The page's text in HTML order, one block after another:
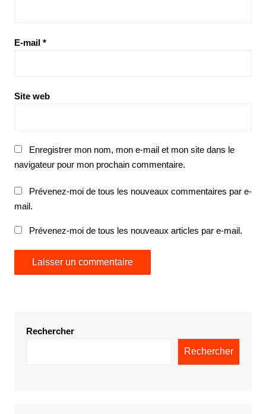
E-mail *
Site web
Enregistrer mon nom, mon e-mail et mon site dans le
navigateur pour mon prochain commentaire.
Prévenez-moi de tous les nouveaux commentaires par e-
mail.
Prévenez-moi de tous les nouveaux articles par e-mail.
Rechercher
Rechercher